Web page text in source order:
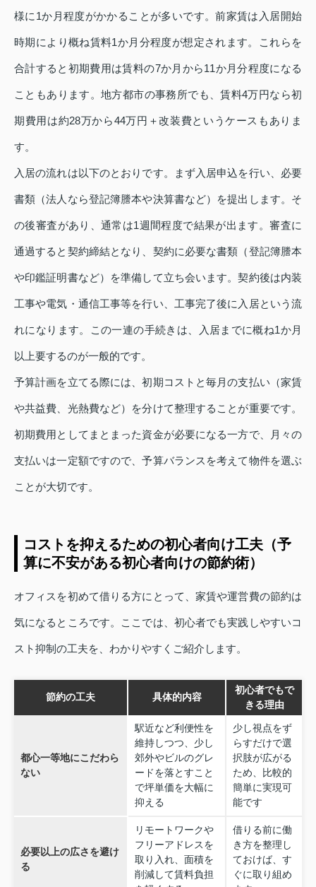
様に1か月程度がかかることが多いです。前家賃は入居開始
時期により概ね賃料1か月分程度が想定されます。これらを
合計すると初期費用は賃料の7か月から11か月分程度になる
こともあります。地方都市の事務所でも、賃料4万円なら初
期費用は約28万から44万円＋改装費というケースもありま
す。
入居の流れは以下のとおりです。まず入居申込を行い、必要
書類（法人なら登記簿謄本や決算書など）を提出します。そ
の後審査があり、通常は1週間程度で結果が出ます。審査に
通過すると契約締結となり、契約に必要な書類（登記簿謄本
や印鑑証明書など）を準備して立ち会います。契約後は内装
工事や電気・通信工事等を行い、工事完了後に入居という流
れになります。この一連の手続きは、入居までに概ね1か月
以上要するのが一般的です。
予算計画を立てる際には、初期コストと毎月の支払い（家賃
や共益費、光熱費など）を分けて整理することが重要です。
初期費用としてまとまった資金が必要になる一方で、月々の
支払いは一定額ですので、予算バランスを考えて物件を選ぶ
ことが大切です。
コストを抑えるための初心者向け工夫（予
算に不安がある初心者向けの節約術）
オフィスを初めて借りる方にとって、家賃や運営費の節約は
気になるところです。ここでは、初心者でも実践しやすいコ
スト抑制の工夫を、わかりやすくご紹介します。
節約の工夫 具体的内容
初心者でもで
きる理由
都心一等地にこだわら
ない
駅近など利便性を
維持しつつ、少し
郊外やビルのグレ
ードを落とすこと
で坪単価を大幅に
抑える
少し視点をず
らすだけで選
択肢が広がる
ため、比較的
簡単に実現可
能です
必要以上の広さを避け
る
リモートワークや
フリーアドレスを
取り入れ、面積を
削減して賃料負担
借りる前に働
き方を整理し
ておけば、す
ぐに取り組め